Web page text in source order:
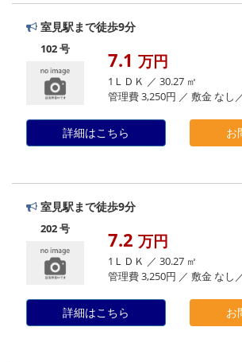
室見駅まで徒歩9分
102 号 7.1 万円
1ＬＤＫ ／ 30.27 ㎡
管理費 3,250円 ／ 敷金 なし
詳細はこちら お
室見駅まで徒歩9分
202 号 7.2 万円
1ＬＤＫ ／ 30.27 ㎡
管理費 3,250円 ／ 敷金 なし
詳細はこちら お